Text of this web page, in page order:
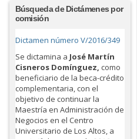
Búsqueda de Dictámenes por
comisión
Dictamen número V/2016/349
Se dictamina a José Martín
Cisneros Domínguez, como
beneficiario de la beca-crédito
complementaria, con el
objetivo de continuar la
Maestría en Administración de
Negocios en el Centro
Universitario de Los Altos, a